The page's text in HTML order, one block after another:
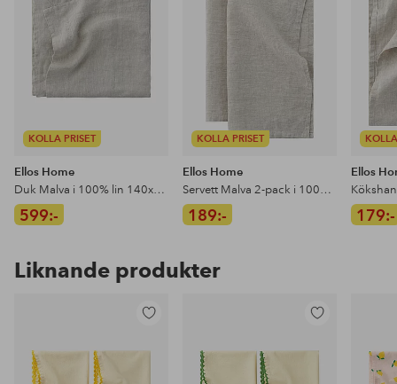
KOLLA PRISET
Ellos Home
Duk Malva i 100% lin 140x140 cm
599:-
KOLLA PRISET
Ellos Home
Servett Malva 2-pack i 100% lin
189:-
Ellos
179:-
Liknande produkter